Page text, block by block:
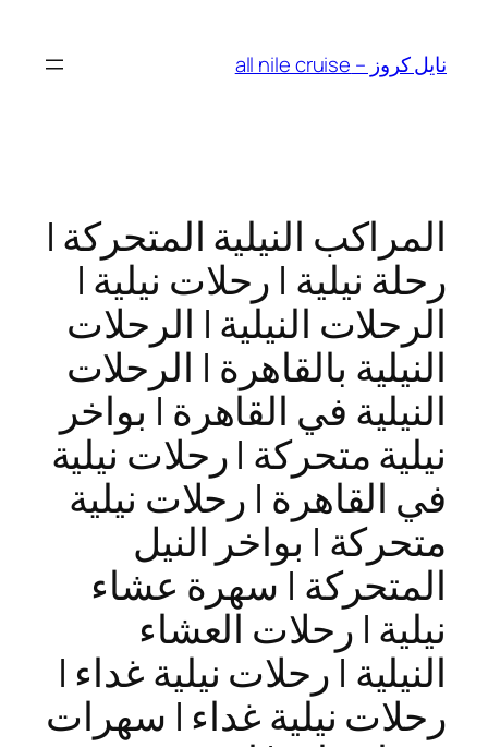
content
نايل كروز – all nile cruise
المراكب النيلية المتحركة |
رحلة نيلية | رحلات نيلية |
الرحلات النيلية | الرحلات
النيلية بالقاهرة | الرحلات
النيلية في القاهرة | بواخر
نيلية متحركة | رحلات نيلية
في القاهرة | رحلات نيلية
متحركة | بواخر النيل
المتحركة | سهرة عشاء
نيلية | رحلات العشاء
النيلية | رحلات نيلية غداء |
رحلات نيلية غداء | سهرات